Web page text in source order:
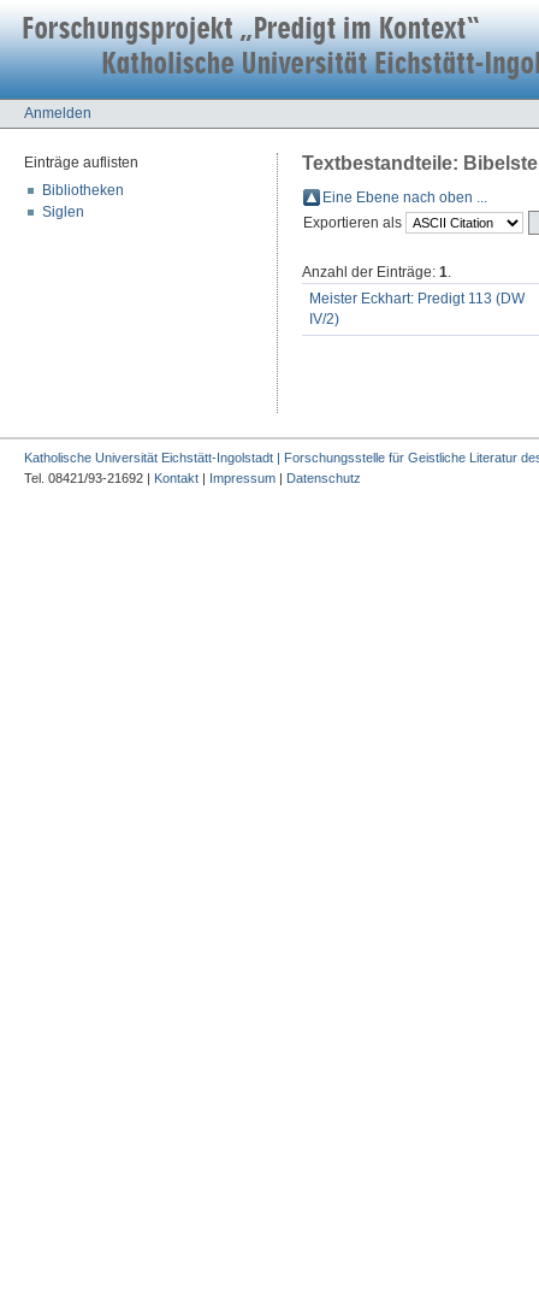
Anmelden
Einträge auflisten
Bibliotheken
Siglen
Textbestandteile:
Eine Ebene nach oben ...
Exportieren als
Anzahl der Einträge: 1.
Meister Eckhart: Predigt 113 (DW
IV/2)
Katholische Universität Eichstätt-Ingolstadt | Forschungsstelle für Geistliche Literatur
Tel. 08421/93-21692 | Kontakt | Impressum | Datenschutz